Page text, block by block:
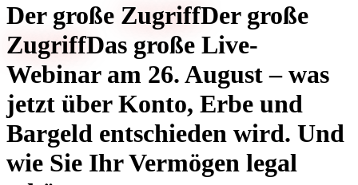
Der große ZugriffDer große
ZugriffDas große Live-
Webinar am 26. August – was
jetzt über Konto, Erbe und
Bargeld entschieden wird. Und
wie Sie Ihr Vermögen legal